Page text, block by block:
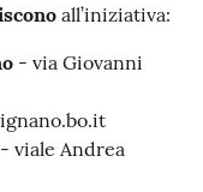
all’iniziativa:
- via Giovanni
- viale Andrea